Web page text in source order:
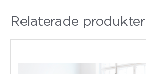
Relaterade produkter